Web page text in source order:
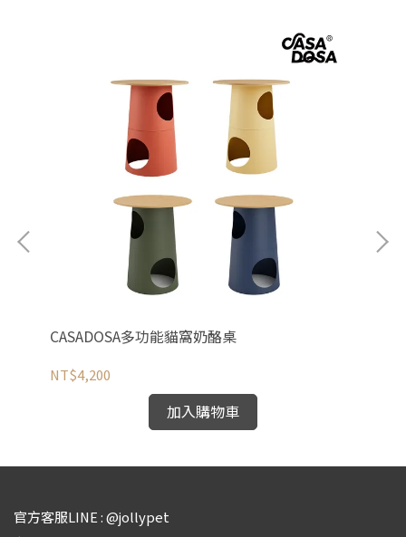
CASADOSA多功能貓窩奶酪桌
NT$4,200
加入購物車
官方客服LINE : @jollypet